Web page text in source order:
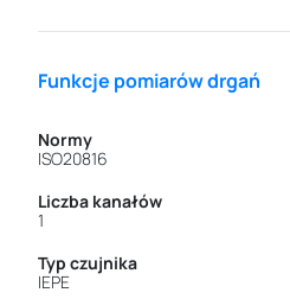
Funkcje pomiarów drgań
Normy
ISO20816
Liczba kanałów
1
Typ czujnika
IEPE